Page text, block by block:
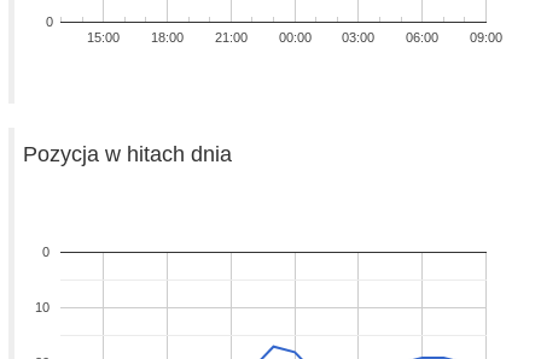
15:00 18:00 21:00 00:00 03:00 06:00 09:00
0
Pozycja w hitach dnia
0
10